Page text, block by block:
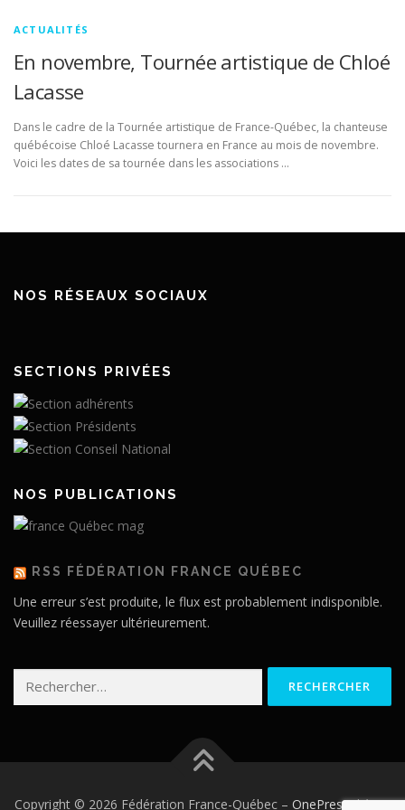
ACTUALITÉS
En novembre, Tournée artistique de Chloé
Lacasse
Dans le cadre de la Tournée artistique de France-Québec, la chanteuse
québécoise Chloé Lacasse tournera en France au mois de novembre.
Voici les dates de sa tournée dans les associations …
NOS RÉSEAUX SOCIAUX
SECTIONS PRIVÉES
NOS PUBLICATIONS
RSS FÉDÉRATION FRANCE QUÉBEC
Une erreur s’est produite, le flux est probablement indisponible.
Veuillez réessayer ultérieurement.
Rechercher :
Copyright © 2026 Fédération France-Québec – OnePressthème